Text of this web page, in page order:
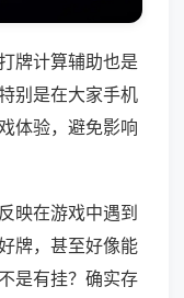
牌计算辅助也是
别是在大家手机
体验，避免影响
映在游戏中遇到
牌，甚至好像能
是有挂？确实存